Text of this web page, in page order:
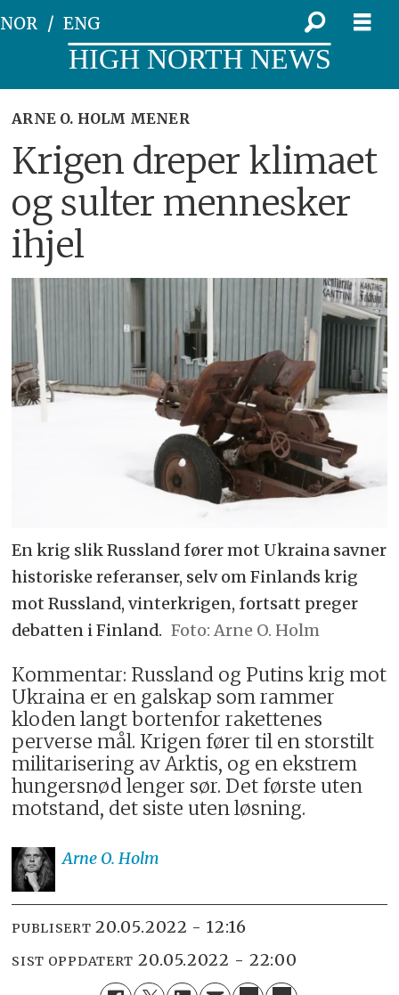
NOR ENG
HIGH NORTH NEWS
ARNE O. HOLM MENER
Krigen dreper klimaet
og sulter mennesker
ihjel
En krig slik Russland fører mot Ukraina savner
historiske referanser, selv om Finlands krig
mot Russland, vinterkrigen, fortsatt preger
debatten i Finland.
Arne O. Holm
Kommentar: Russland og Putins krig mot
Ukraina er en galskap som rammer
kloden langt bortenfor rakettenes
perverse mål. Krigen fører til en storstilt
militarisering av Arktis, og en ekstrem
hungersnød lenger sør. Det første uten
motstand, det siste uten løsning.
Arne O. Holm
PUBLISERT 20.05.2022 - 12:16
SIST OPPDATERT 20.05.2022 - 22:00